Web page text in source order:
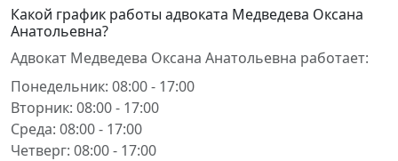
Какой график работы адвоката Медведева Оксана
Анатольевна?
Адвокат Медведева Оксана Анатольевна работает:
Понедельник: 08:00 - 17:00
Вторник: 08:00 - 17:00
Среда: 08:00 - 17:00
Четверг: 08:00 - 17:00